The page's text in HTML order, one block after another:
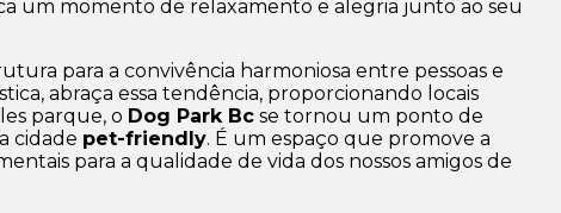
um momento de relaxamento e alegria junto ao seu
para a convivência harmoniosa entre pessoas e
abraça essa tendência, proporcionando locais
parque, o Dog Park Bc se tornou um ponto de
cidade pet-friendly. É um espaço que promove a
para a qualidade de vida dos nossos amigos de